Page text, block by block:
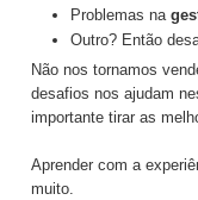
Problemas na
Outro? Então
Não nos tornamos
desafios nos ajudam
importante tirar as
Aprender com a
muito.